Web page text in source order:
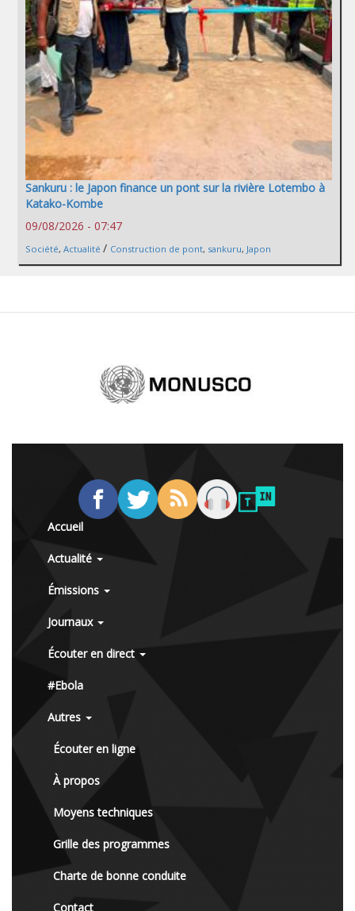
Sankuru : le Japon finance un pont sur la rivière Lotembo à
Katako-Kombe
09/08/2026 - 07:47
Société, Actualité / Construction de pont, sankuru, Japon
Accueil
Actualité
Émissions
Journaux
Écouter en direct
#Ebola
Autres
Écouter en ligne
À propos
Moyens techniques
Grille des programmes
Charte de bonne conduite
Contact